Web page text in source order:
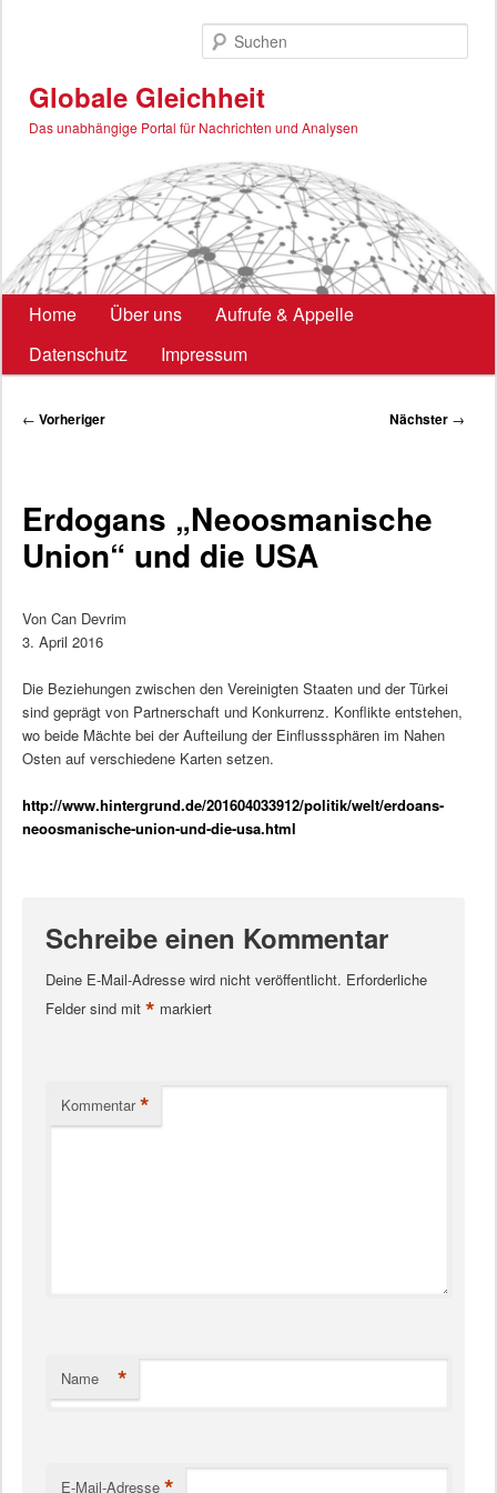
Globale Gleichheit
Das unabhängige Portal für Nachrichten und Analysen
Hauptmenü
Home Über uns
Aufrufe & Appelle
Datenschutz
Impressum
Beitragsnavigation
← Vorheriger Nächster →
Erdogans „Neoosmanische
Union“ und die USA
Von Can Devrim
3. April 2016
Die Beziehungen zwischen den Vereinigten Staaten und der Türkei
sind geprägt von Partnerschaft und Konkurrenz. Konflikte entstehen,
wo beide Mächte bei der Aufteilung der Einflusssphären im Nahen
Osten auf verschiedene Karten setzen.
http://www.hintergrund.de/201604033912/politik/welt/erdoans-
neoosmanische-union-und-die-usa.html
Schreibe einen Kommentar
Deine E-Mail-Adresse wird nicht veröffentlicht. Erforderliche
Felder sind mit * markiert
Kommentar *
Name *
E-Mail-Adresse